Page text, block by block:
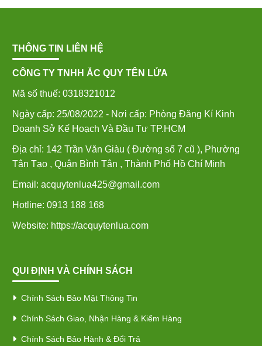
THÔNG TIN LIÊN HỆ
CÔNG TY TNHH ẮC QUY TÊN LỬA
Mã số thuế: 0318321012
Ngày cấp: 25/08/2022 - Nơi cấp: Phòng Đăng Kí Kinh
Doanh Sở Kế Hoạch Và Đầu Tư TP.HCM
Địa chỉ: 142 Trần Văn Giàu ( Đường số 7 cũ ), Phường
Tân Tạo , Quận Bình Tân , Thành Phố Hồ Chí Minh
Email: acquytenlua425@gmail.com
Hotline: 0913 188 168
Website: https://acquytenlua.com
QUI ĐỊNH VÀ CHÍNH SÁCH
Chính Sách Bảo Mật Thông Tin
Chính Sách Giao, Nhận Hàng & Kiểm Hàng
Chính Sách Bảo Hành & Đổi Trả